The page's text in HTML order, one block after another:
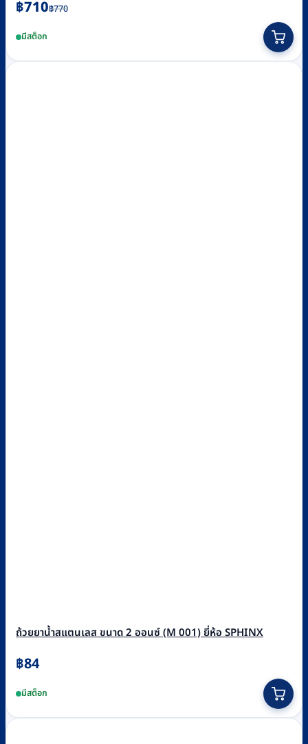
฿770
Original
was:
฿770.
฿710
Current
is:
฿710.
มีสต็อก
ถ้วยยาน้ำสแตนเลส ขนาด 2 ออนซ์ (M 001) ยี่ห้อ SPHINX
฿84
มีสต็อก